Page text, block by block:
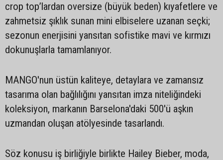
crop top’lardan oversize (büyük beden) kıyafetlere ve
zahmetsiz şıklık sunan mini elbiselere uzanan seçki;
sezonun enerjisini yansıtan sofistike mavi ve kırmızı
dokunuşlarla tamamlanıyor.
MANGO'nun üstün kaliteye, detaylara ve zamansız
tasarıma olan bağlılığını yansıtan imza niteliğindeki
koleksiyon, markanın Barselona'daki 500'ü aşkın
uzmandan oluşan atölyesinde tasarlandı.
Söz konusu iş birliğiyle birlikte Hailey Bieber, moda,